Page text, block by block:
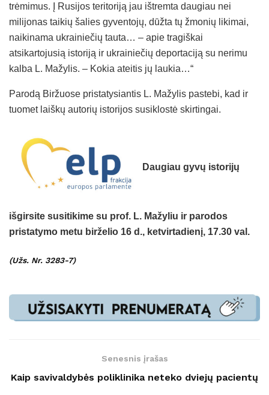
trėmimus. Į Rusijos teritoriją jau ištremta daugiau nei
milijonas taikių šalies gyventojų, dūžta tų žmonių likimai,
naikinama ukrainiečių tauta… – apie tragiškai
atsikartojusią istoriją ir ukrainiečių deportaciją su nerimu
kalba L. Mažylis. – Kokia ateitis jų laukia…“
Parodą Biržuose pristatysiantis L. Mažylis pastebi, kad ir
tuomet laiškų autorių istorijos susiklostė skirtingai.
Daugiau gyvų istorijų
išgirsite susitikime su prof. L. Mažyliu ir parodos
pristatymo metu birželio 16 d., ketvirtadienį, 17.30 val.
(Užs. Nr. 3283-7)
Senesnis įrašas
Kaip savivaldybės poliklinika neteko dviejų pacientų